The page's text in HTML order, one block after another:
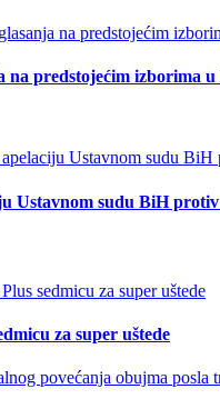
na predstojećim izborima
Ustavnom sudu BiH
za super uštede